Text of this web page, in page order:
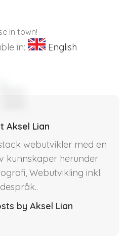
in town!
in: English
Aksel Lian
webutvikler med en
kunnskaper herunder
Webutvikling inkl.
by Aksel Lian